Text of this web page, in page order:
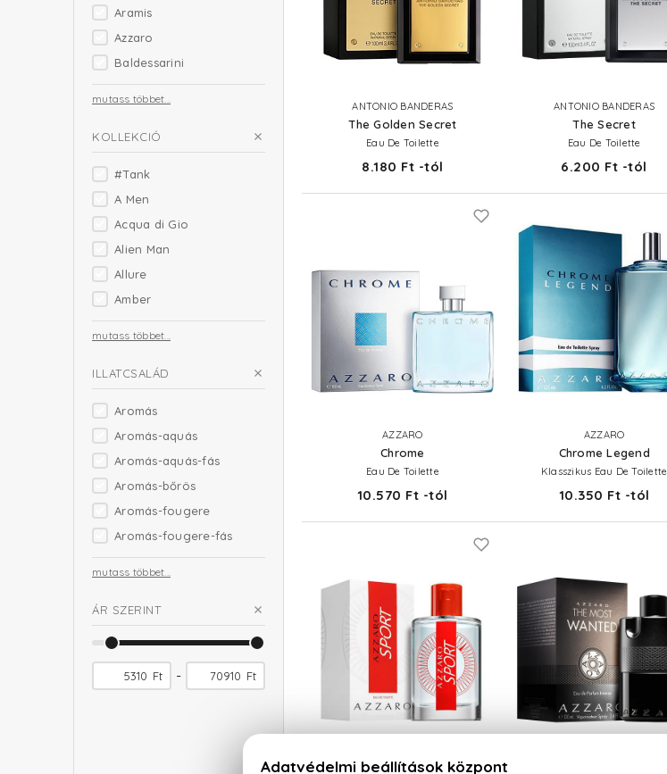
Aramis
Azzaro
Baldessarini
mutass többet...
KOLLEKCIÓ
#Tank
A Men
Acqua di Gio
Alien Man
Allure
Amber
mutass többet...
ILLATCSALÁD
Aromás
Aromás-aquás
Aromás-aquás-fás
Aromás-bőrös
Aromás-fougere
Aromás-fougere-fás
mutass többet...
ÁR SZERINT
Ft - Ft
ANTONIO BANDERAS
The Golden Secret
Eau De Toilette
8.180 Ft -tól
ANTONIO BANDERAS
The Secret
Eau De Toilette
6.200 Ft -tól
AZZARO
Chrome
Eau De Toilette
10.570 Ft -tól
AZZARO
Chrome Legend
Klasszikus Eau De Toilette
10.350 Ft -tól
AZZARO